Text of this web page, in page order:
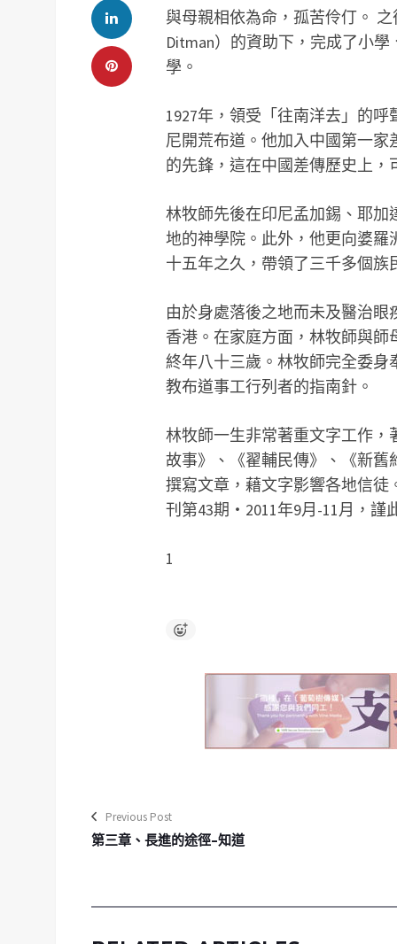
與母親相依為命，孤苦伶仃。
Ditman）的資助下，完成了小
學。
1927年，領受「往南洋去」的
尼開荒布道。他加入中國第一
的先鋒，這在中國差傳歷史上，
林牧師先後在印尼孟加錫、耶
地的神學院。此外，他更向婆
十五年之久，帶領了三千多個族
由於身處落後之地而未及醫治眼
香港。在家庭方面，林牧師與師
終年八十三歲。林牧師完全委
教布道事工行列者的指南針。
林牧師一生非常著重文字工作
故事》、《翟輔民傳》、《新舊
撰寫文章，藉文字影響各地信
刊第43期‧2011年9月-11月，謹
1
Previous Post
第三章、長進的途徑–知道